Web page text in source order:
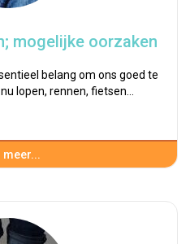
mogelijke oorzaken
belang om ons goed te
lopen, rennen, fietsen…
meer...